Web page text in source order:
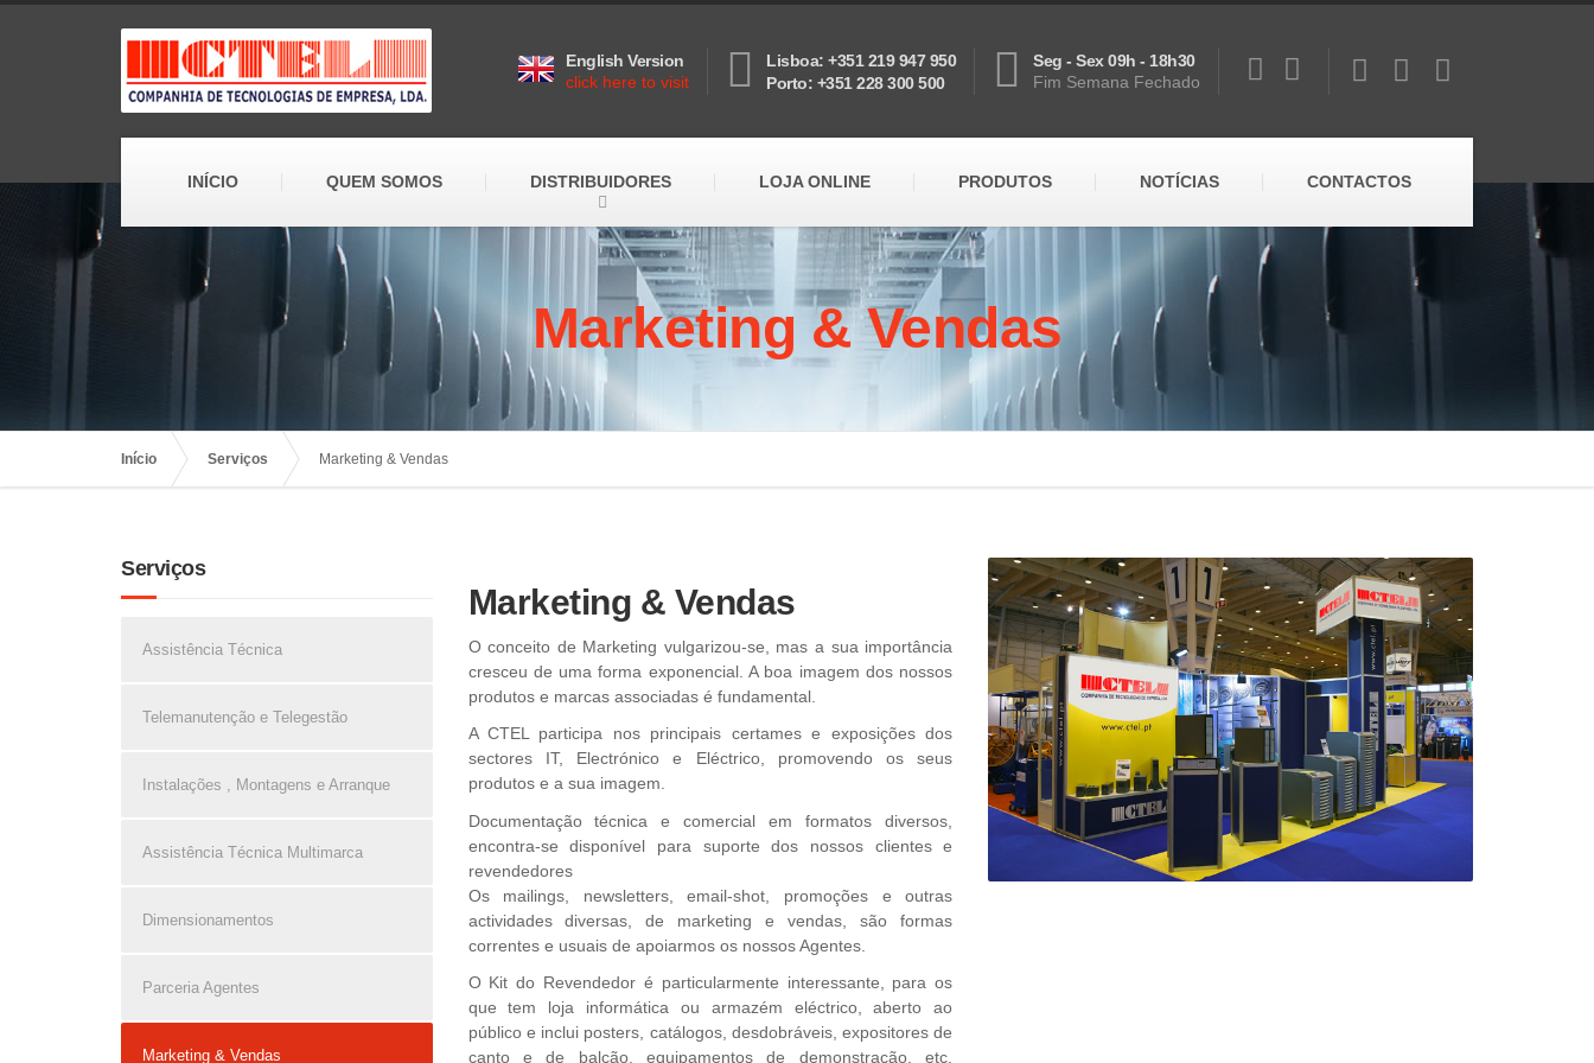
English Version
click here to visit
Lisboa: +351 219 947 950
Porto: +351 228 300 500
Seg - Sex 09h - 18h30
Fim Semana Fechado
INÍCIO QUEM SOMOS DISTRIBUIDORES LOJA ONLINE PRODUTOS NOTÍCIAS CONTACTOS
Marketing & Vendas
Início Serviços Marketing & Vendas
Marketing & Vendas
O conceito de Marketing vulgarizou-se, mas a sua importância
cresceu de uma forma exponencial. A boa imagem dos nossos
produtos e marcas associadas é fundamental.
A CTEL participa nos principais certames e exposições dos
sectores IT, Electrónico e Eléctrico, promovendo os seus
produtos e a sua imagem.
Documentação técnica e comercial em formatos diversos,
encontra-se disponível para suporte dos nossos clientes e
revendedores
Os mailings, newsletters, email-shot, promoções e outras
actividades diversas, de marketing e vendas, são formas
correntes e usuais de apoiarmos os nossos Agentes.
O Kit do Revendedor é particularmente interessante, para os
que tem loja informática ou armazém eléctrico, aberto ao
público e inclui posters, catálogos, desdobráveis, expositores de
canto e de balcão, equipamentos de demonstração, etc,
Serviços
Assistência Técnica
Telemanutenção e Telegestão
Instalações , Montagens e Arranque
Assistência Técnica Multimarca
Dimensionamentos
Parceria Agentes
Marketing & Vendas